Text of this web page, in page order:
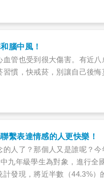
腦中風！
血管也受到很大傷害。有近
慣，快戒菸，別讓自己後悔
繫表達情感的人更快樂！
人了？那個人又是誰呢？
九年級學生為對象，進行全
發現，將近半數（44.3%）
的人，其中，想聯繫的對象